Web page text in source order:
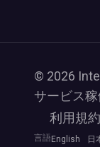
© 2026
サービス
利用規約
言語 English 日